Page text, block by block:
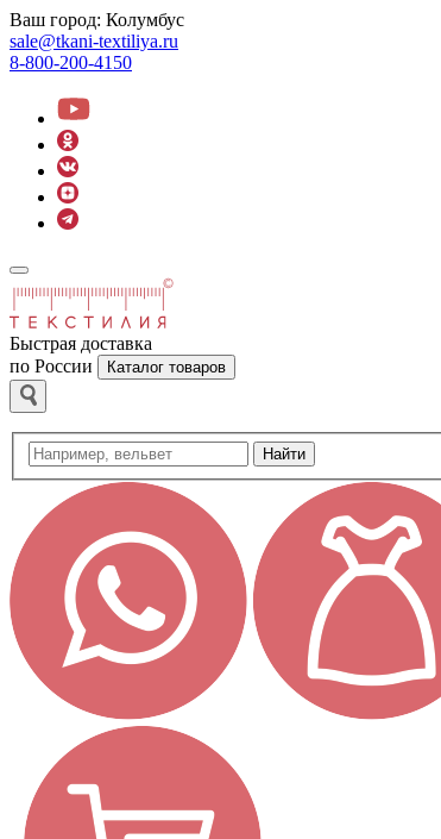
Ваш город: Колумбус
sale@tkani-textiliya.ru
8-800-200-4150
Быстрая доставка
по России
Каталог товаров
Найти